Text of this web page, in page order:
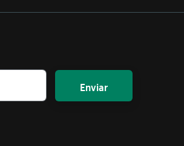
Enviar